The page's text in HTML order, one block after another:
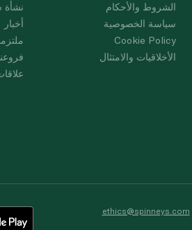
أخبار
الشروط والأحكام
سياسة الخصوصية
Cookie Policy
الأخلاقيات والامتثال
ethics@spinneys.com